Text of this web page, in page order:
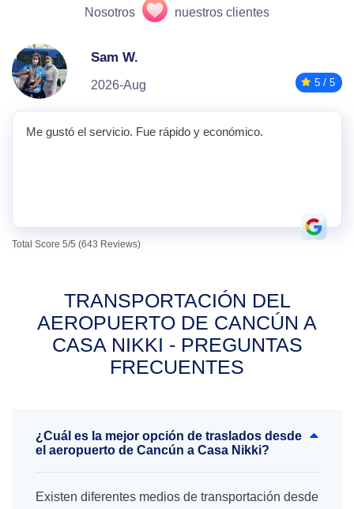
Nosotros nuestros clientes
Sam W.
2026-Aug 5 / 5
Me gustó el servicio. Fue rápido y económico.
Total Score 5/5 (643 Reviews)
TRANSPORTACIÓN DEL
AEROPUERTO DE CANCÚN A
CASA NIKKI - PREGUNTAS
FRECUENTES
¿Cuál es la mejor opción de traslados desde
el aeropuerto de Cancún a Casa Nikki?
Existen diferentes medios de transportación desde